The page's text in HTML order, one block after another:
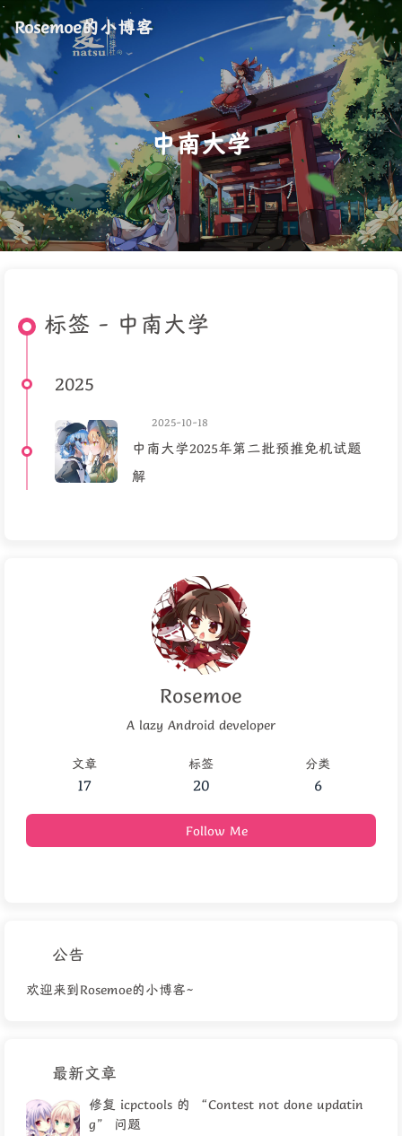
Rosemoe的小博客
中南大学
标签 - 中南大学
2025
2025-10-18
中南大学2025年第二批预推免机试题
解
Rosemoe
A lazy Android developer
文章
17
标签
20
分类
6
Follow Me
公告
欢迎来到Rosemoe的小博客~
最新文章
修复 icpctools 的 “Contest not done updatin
g” 问题